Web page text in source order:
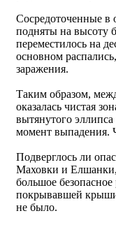
Сосредоточенные в
подняты на высоту
переместилось на
основном
заражения.
Таким образом,
оказалась чистая
вытянутого
момент выпадения.
Подверглось ли
Маховки и
большое
покрывавшей
не было.